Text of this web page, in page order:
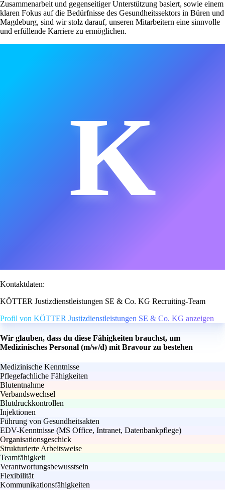
Zusammenarbeit und gegenseitiger Unterstützung basiert, sowie einem
klaren Fokus auf die Bedürfnisse des Gesundheitssektors in Büren und
Magdeburg, sind wir stolz darauf, unseren Mitarbeitern eine sinnvolle
und erfüllende Karriere zu ermöglichen.
K
Kontaktdaten:
KÖTTER Justizdienstleistungen SE & Co. KG Recruiting-Team
Profil von KÖTTER Justizdienstleistungen SE & Co. KG anzeigen
Wir glauben, dass du diese Fähigkeiten brauchst, um
Medizinisches Personal (m/w/d) mit Bravour zu bestehen
Medizinische Kenntnisse
Pflegefachliche Fähigkeiten
Blutentnahme
Verbandswechsel
Blutdruckkontrollen
Injektionen
Führung von Gesundheitsakten
EDV-Kenntnisse (MS Office, Intranet, Datenbankpflege)
Organisationsgeschick
Strukturierte Arbeitsweise
Teamfähigkeit
Verantwortungsbewusstsein
Flexibilität
Kommunikationsfähigkeiten